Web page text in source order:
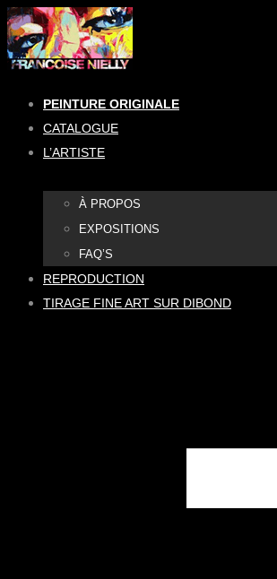
Aller
au
contenu
PEINTURE ORIGINALE
CATALOGUE
L’ARTISTE
À PROPOS
EXPOSITIONS
FAQ’S
REPRODUCTION
TIRAGE FINE ART SUR DIBOND